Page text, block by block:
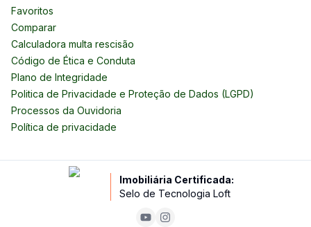
Favoritos
Comparar
Calculadora multa rescisão
Código de Ética e Conduta
Plano de Integridade
Politica de Privacidade e Proteção de Dados (LGPD)
Processos da Ouvidoria
Política de privacidade
Imobiliária Certificada:
Selo de Tecnologia Loft